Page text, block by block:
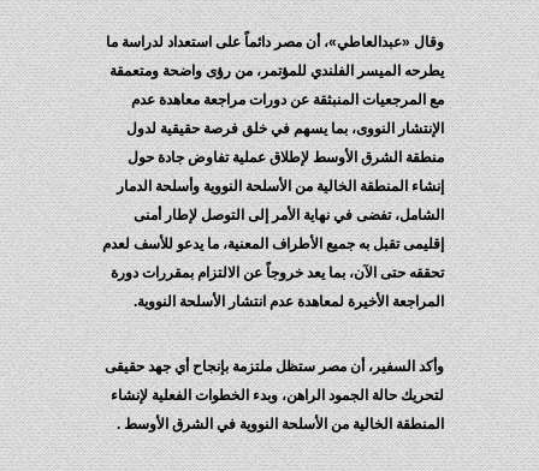
وقال «عبدالعاطي»، أن مصر دائماً على استعداد لدراسة ما
يطرحه الميسر الفلندي للمؤتمر، من رؤى واضحة ومتعمقة
مع المرجعيات المنبثقة عن دورات مراجعة معاهدة عدم
الإنتشار النووى، بما يسهم في خلق فرصة حقيقية لدول
منطقة الشرق الأوسط لإطلاق عملية تفاوض جادة حول
إنشاء المنطقة الخالية من الأسلحة النووية وأسلحة الدمار
الشامل، تفضى في نهاية الأمر إلى التوصل لإطار أمنى
إقليمى تقبل به جميع الأطراف المعنية، ما يدعو للأسف لعدم
تحققه حتى الآن، بما يعد خروجاً عن الالتزام بمقررات دورة
المراجعة الأخيرة لمعاهدة عدم انتشار الأسلحة النووية.
وأكد السفير، أن مصر ستظل ملتزمة بإنجاح أي جهد حقيقى
لتحريك حالة الجمود الراهن، وبدء الخطوات الفعلية لإنشاء
المنطقة الخالية من الأسلحة النووية في الشرق الأوسط .